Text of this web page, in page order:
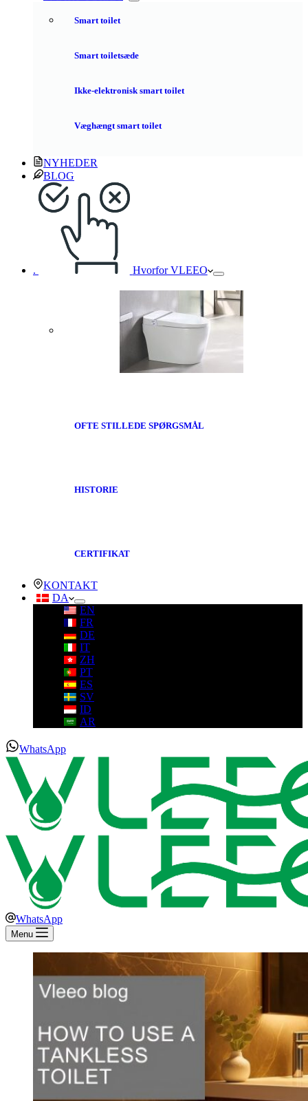
Smart toilet
Smart toiletsæde
Ikke-elektronisk smart toilet
Væghængt smart toilet
NYHEDER
BLOG
. Hvorfor VLEEO
OFTE STILLEDE SPØRGSMÅL
HISTORIE
CERTIFIKAT
KONTAKT
DA
EN
FR
DE
IT
ZH
PT
ES
SV
ID
AR
WhatsApp
WhatsApp
Menu